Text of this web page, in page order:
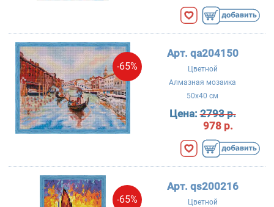
-65%
Арт. qa204150
Цветной
Алмазная мозаика
50x40 см
Цена:2793 р.
978 р.
-65%
Арт. qs200216
Цветной